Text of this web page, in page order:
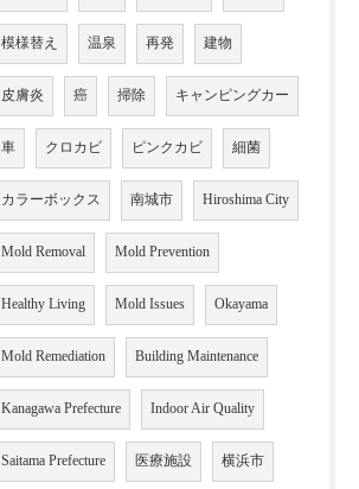
模様替え 温泉 再発 建物
皮膚炎 癌 掃除 キャンピングカー
車 クロカビ ピンクカビ 細菌
カラーボックス 南城市 Hiroshima City
Mold Removal Mold Prevention
Healthy Living Mold Issues Okayama
Mold Remediation Building Maintenance
Kanagawa Prefecture Indoor Air Quality
Saitama Prefecture 医療施設 横浜市